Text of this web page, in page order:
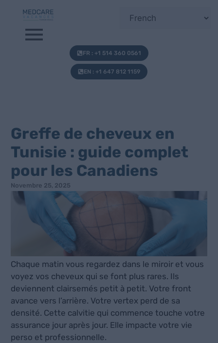
FR : +1 514 360 0561
EN : +1 647 812 1159
Greffe de cheveux en
Tunisie : guide complet
pour les Canadiens
Novembre 25, 2025
Chaque matin vous regardez dans le miroir et vous
voyez vos cheveux qui se font plus rares. Ils
deviennent clairsemés petit à petit. Votre front
avance vers l’arrière. Votre vertex perd de sa
densité. Cette calvitie qui commence touche votre
assurance jour après jour. Elle impacte votre vie
perso et professionnelle.